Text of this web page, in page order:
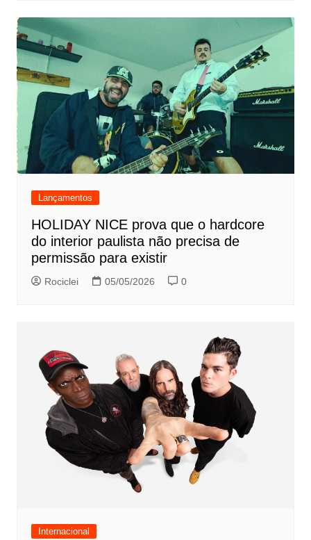
Lançamentos
HOLIDAY NICE prova que o hardcore
do interior paulista não precisa de
permissão para existir
Rociclei 05/05/2026 0
Internacional